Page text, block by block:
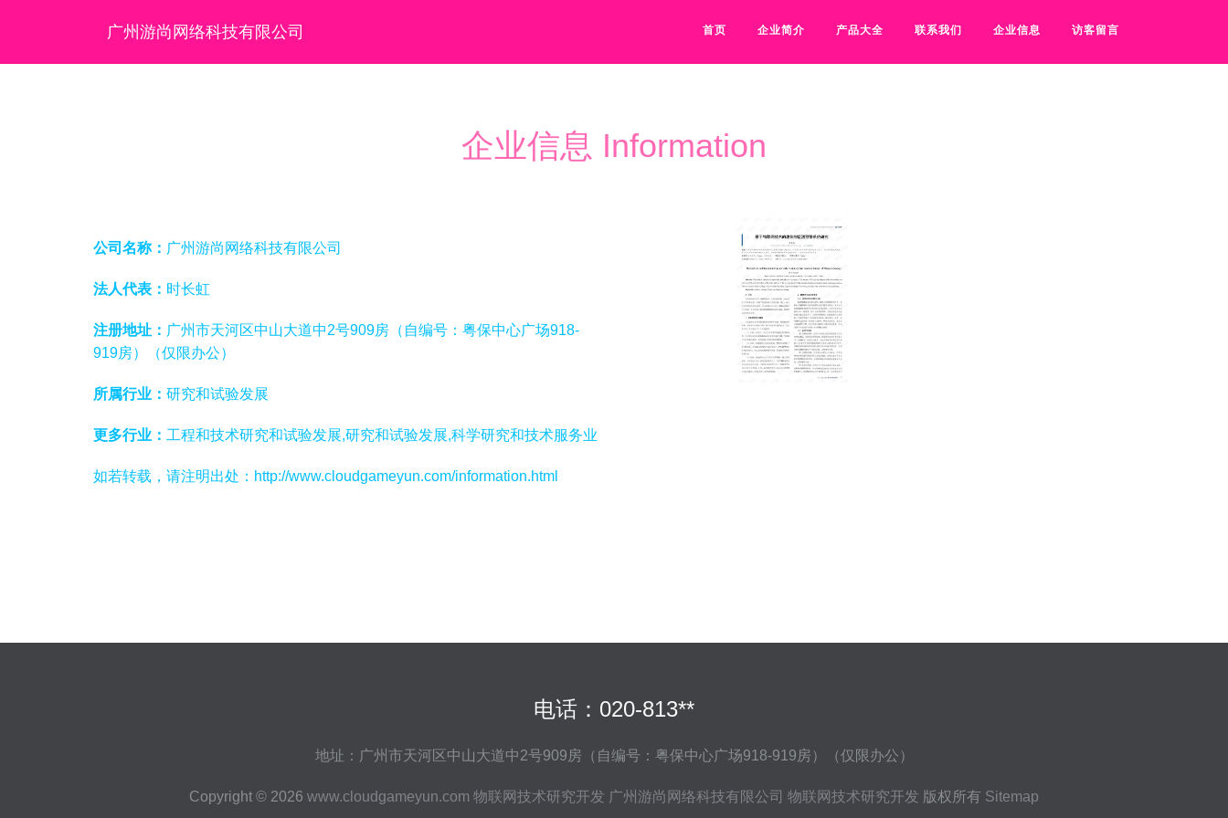
广州游尚网络科技有限公司 首页 企业简介 产品大全 联系我们 企业信息 访客留言
企业信息 Information
公司名称： 广州游尚网络科技有限公司
法人代表： 时长虹
注册地址： 广州市天河区中山大道中2号909房（自编号：粤保中心广场918-
919房）（仅限办公）
所属行业： 研究和试验发展
更多行业： 工程和技术研究和试验发展,研究和试验发展,科学研究和技术服务业
如若转载，请注明出处：http://www.cloudgameyun.com/information.html
电话：020-813**
地址：广州市天河区中山大道中2号909房（自编号：粤保中心广场918-919房）（仅限办公）
Copyright © 2026 www.cloudgameyun.com 物联网技术研究开发 广州游尚网络科技有限公司 物联网技术研究开发 版权所有 Sitemap